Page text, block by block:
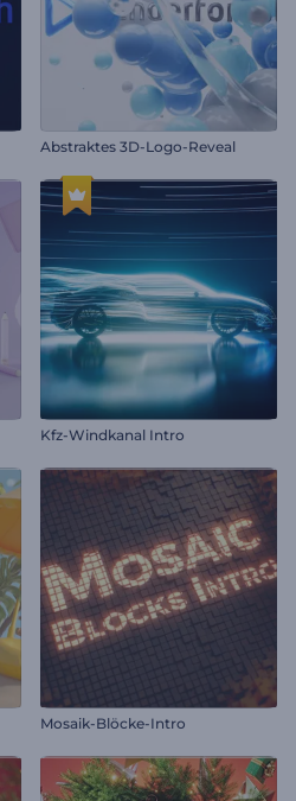
Abstraktes 3D-Logo-Reveal
Kfz-Windkanal Intro
Mosaik-Blöcke-Intro